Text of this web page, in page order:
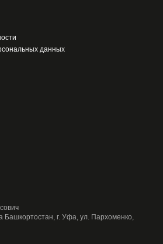
данных
Башкортостан, г. Уфа, ул. Пархоменко,